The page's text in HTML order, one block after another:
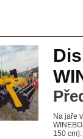
Na jaře
150 cm).